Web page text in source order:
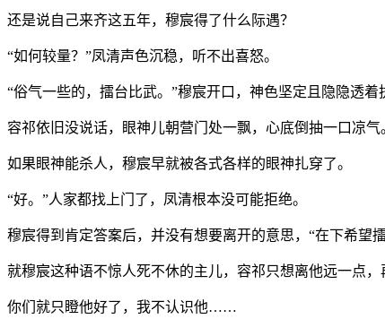
还是说自己来齐这五年，穆宸得了什么际遇？
“如何较量？”凤清声色沉稳，听不出喜怒。
“俗气一些的，擂台比武。”穆宸开口，神色坚定且隐隐透着
容祁依旧没说话，眼神儿朝营门处一飘，心底倒抽一口凉气
如果眼神能杀人，穆宸早就被各式各样的眼神扎穿了。
“好。”人家都找上门了，凤清根本没可能拒绝。
穆宸得到肯定答案后，并没有想要离开的意思，“在下希望
就穆宸这种语不惊人死不休的主儿，容祁只想离他远一点，
你们就只瞪他好了，我不认识他……